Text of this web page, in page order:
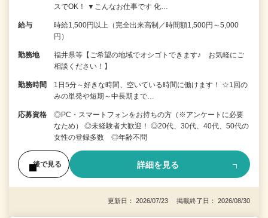
スでOK！ ▼こんなお仕事です 化…
給与
時給1,500円以上（完全出来高制／時間額1,500円～5,000
円）
勤務地
福井県等【ご希望の地域でオシゴトできます♪ お気軽にご
相談ください！】
勤務時間
1日5分～好きな時間、空いている時間に働けます！ ☆1回の
みの単発や短期～中長期まで…
応募資格
◎PC・スマートフォンをお持ちの方（※アンケートに必要
なため） ◎未経験者大歓迎！ ◎20代、30代、40代、50代の
女性の登録多数 ◎年齢不問
後で見る 詳細を見る
更新日： 2026/07/23 掲載終了日： 2026/08/30